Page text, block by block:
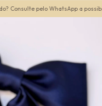
Consulte pelo WhatsApp a